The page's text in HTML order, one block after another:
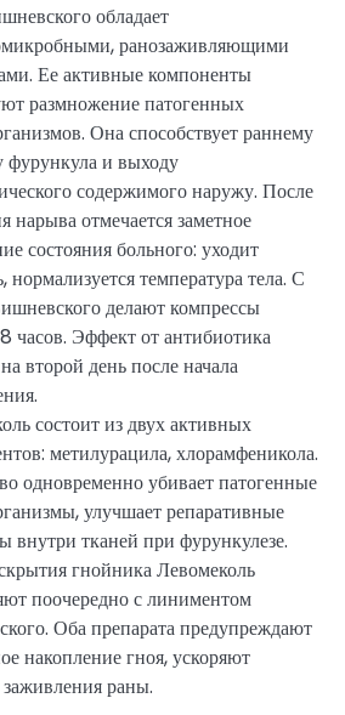
обладает
ранозаживляющими
Ее активные компоненты
размножение патогенных
Она способствует раннему
фурункула и выходу
содержимого наружу. После
нарыва отмечается заметное
состояния больного: уходит
нормализуется температура тела. С
делают компрессы
часов. Эффект от антибиотика
второй день после начала
состоит из двух активных
метилурацила, хлорамфеникола.
одновременно убивает патогенные
улучшает репаративные
внутри тканей при фурункулезе.
гнойника Левомеколь
поочередно с линиментом
Оба препарата предупреждают
накопление гноя, ускоряют
раны.